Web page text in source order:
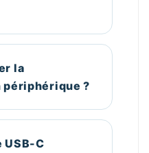
la
périphérique ?
USB-C